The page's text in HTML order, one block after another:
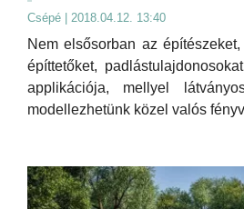
Csépé | 2018.04.12. 13:40
Nem elsősorban az
építtetőket,
applikációja, mellyel
modellezhetünk közel valós